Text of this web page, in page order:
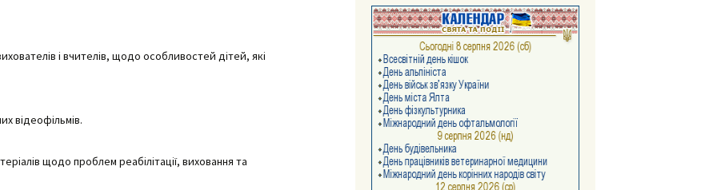
з
і вчителів, щодо особливостей дітей, які
відеофільмів.
щодо проблем реабілітації, виховання та